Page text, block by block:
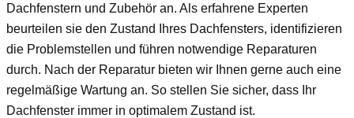
Dachfenstern und Zubehör an. Als erfahrene Experten
beurteilen sie den Zustand Ihres Dachfensters, identifizieren
die Problemstellen und führen notwendige Reparaturen
durch. Nach der Reparatur bieten wir Ihnen gerne auch eine
regelmäßige Wartung an. So stellen Sie sicher, dass Ihr
Dachfenster immer in optimalem Zustand ist.